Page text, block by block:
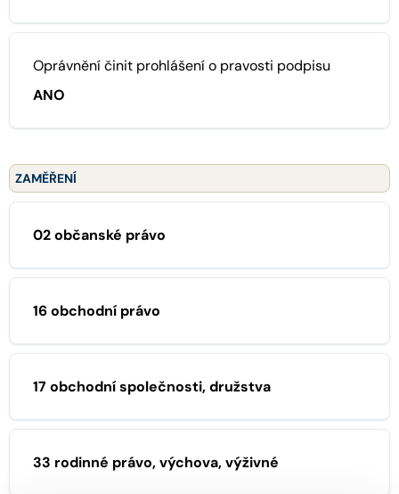
Oprávnění činit prohlášení o pravosti podpisu
ANO
ZAMĚŘENÍ
02 občanské právo
16 obchodní právo
17 obchodní společnosti, družstva
33 rodinné právo, výchova, výživné